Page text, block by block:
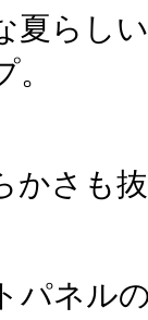
夏らし
。
かさも
パネル